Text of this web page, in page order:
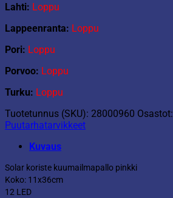
Lahti: Loppu
Lappeenranta: Loppu
Pori: Loppu
Porvoo: Loppu
Turku: Loppu
Tuotetunnus (SKU): 28000960 Osastot:
Puutarhatarvikkeet
Kuvaus
Solar koriste kuumailmapallo pinkki
Koko: 11x36cm
12 LED